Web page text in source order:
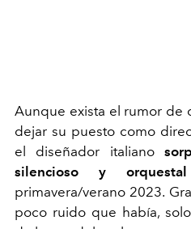
Aunque exista el rumor de
dejar su puesto como
el diseñador italiano
silencioso y orquestal
primavera/verano 2023.
poco ruido que había,